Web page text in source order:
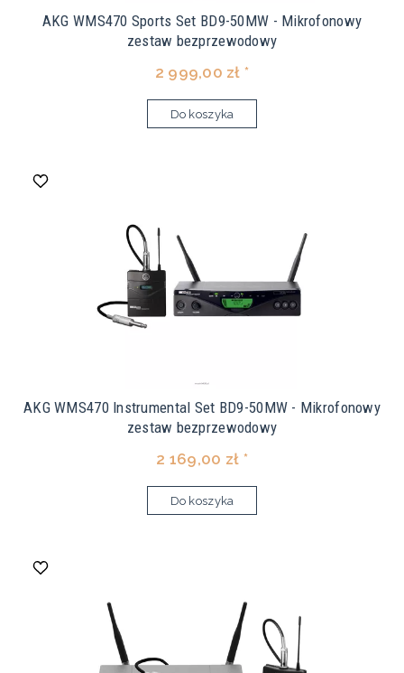
AKG WMS470 Sports Set BD9-50MW - Mikrofonowy
zestaw bezprzewodowy
2 999,00 zł *
Do koszyka
AKG WMS470 Instrumental Set BD9-50MW - Mikrofonowy
zestaw bezprzewodowy
2 169,00 zł *
Do koszyka